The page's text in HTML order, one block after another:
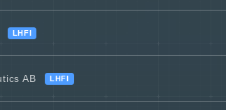
LHFI
AB LHFI